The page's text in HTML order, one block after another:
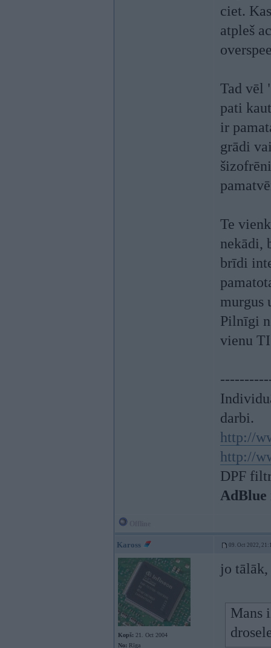
ciet.
atpleš
Tad vēl
pati
ir
grādi
Te
nekādi,
brīdi
murgus
Pilnīgi
vienu
darbi.
http://
http://
DPF
AdBlue
Kaross 09. Oct 2022,
Kopš: 21. Oct 2004
No: Rīga
jo
Mans